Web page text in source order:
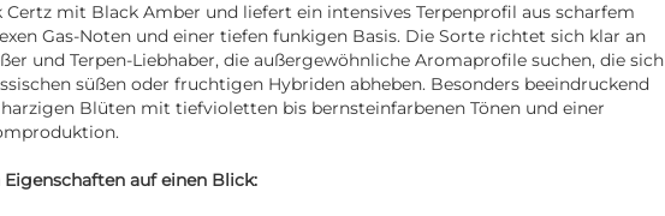
mit Black Amber und liefert ein intensives Terpenprofil aus scharfem
Gas-Noten und einer tiefen funkigen Basis. Die Sorte richtet sich klar an
und Terpen-Liebhaber, die außergewöhnliche Aromaprofile suchen, die sich
süßen oder fruchtigen Hybriden abheben. Besonders beeindruckend
Blüten mit tiefvioletten bis bernsteinfarbenen Tönen und einer
auf einen Blick: